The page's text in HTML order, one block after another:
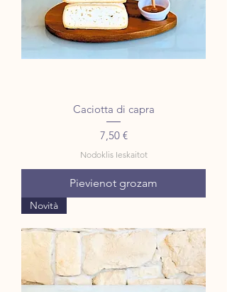
Caciotta di capra
Cena
7,50 €
Nodoklis Ieskaitot
Pievienot grozam
Novità